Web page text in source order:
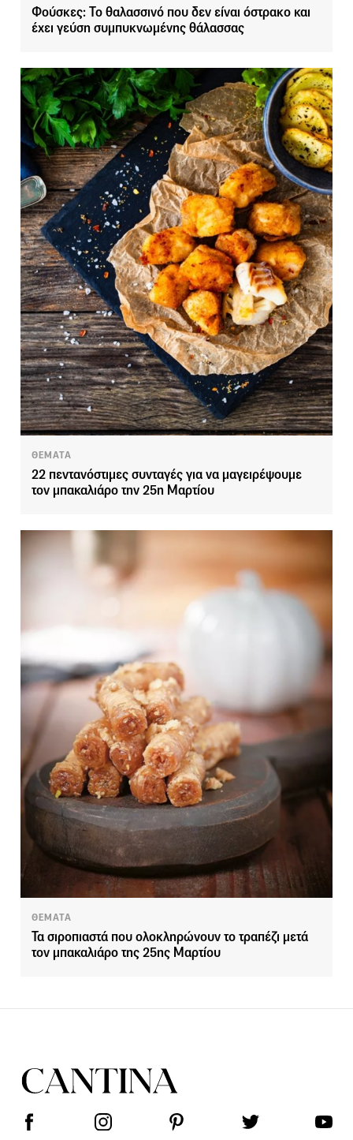
Φούσκες: Το θαλασσινό που δεν είναι όστρακο και
έχει γεύση συμπυκνωμένης θάλασσας
ΘΕΜΑΤΑ
22 πεντανόστιμες συνταγές για να μαγειρέψουμε
τον μπακαλιάρο την 25η Μαρτίου
ΘΕΜΑΤΑ
Τα σιροπιαστά που ολοκληρώνουν το τραπέζι μετά
τον μπακαλιάρο της 25ης Μαρτίου